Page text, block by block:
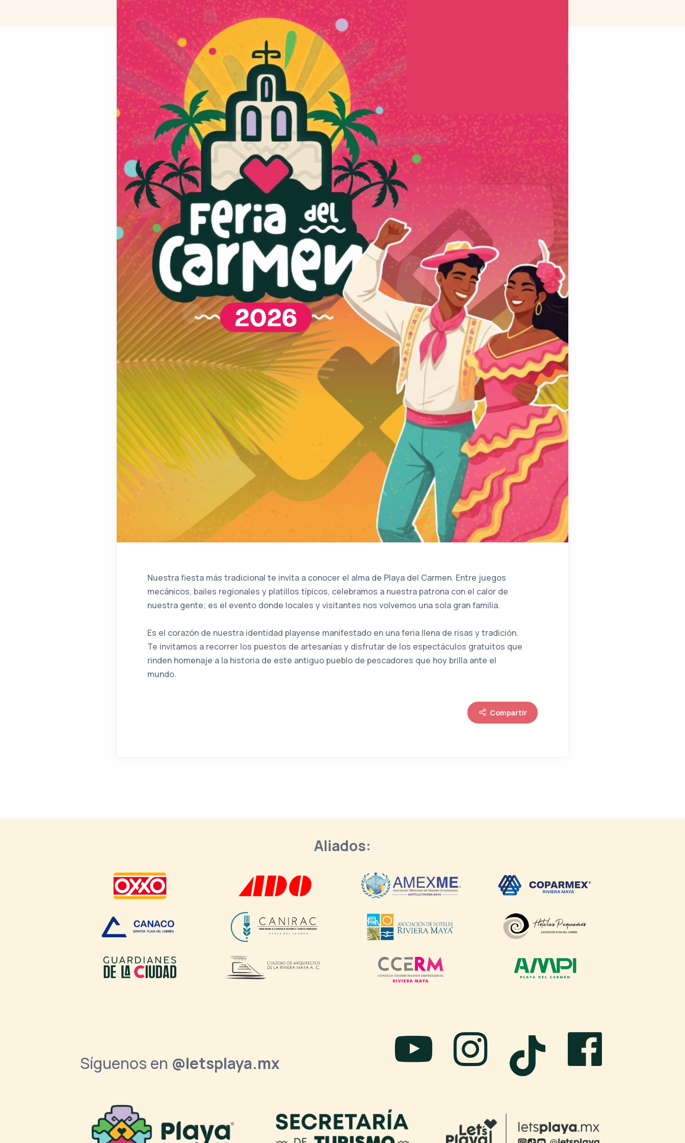
Nuestra fiesta más tradicional te invita a conocer el alma de Playa del Carmen. Entre juegos
mecánicos, bailes regionales y platillos típicos, celebramos a nuestra patrona con el calor de
nuestra gente; es el evento donde locales y visitantes nos volvemos una sola gran familia.
Es el corazón de nuestra identidad playense manifestado en una feria llena de risas y tradición.
Te invitamos a recorrer los puestos de artesanías y disfrutar de los espectáculos gratuitos que
rinden homenaje a la historia de este antiguo pueblo de pescadores que hoy brilla ante el
mundo.
Compartir
Aliados:
Síguenos en @letsplaya.mx